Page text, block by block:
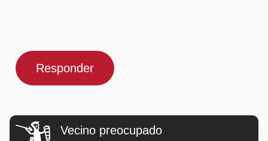
Responder
Vecino preocupado